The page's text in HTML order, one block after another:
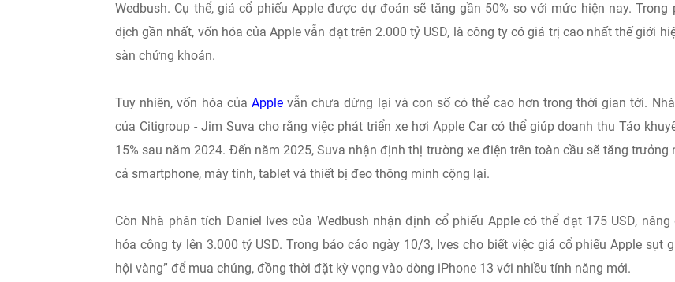
Wedbush. Cụ thể, giá cổ phiếu Apple được dự đoán sẽ tăng gần 50% so với mức hiện nay. Trong
dịch gần nhất, vốn hóa của Apple vẫn đạt trên 2.000 tỷ USD, là công ty có giá trị cao nhất thế giới
sàn chứng khoán.
Tuy nhiên, vốn hóa của Applevẫn chưa dừng lại và con số có thể cao hơn trong thời gian tới.
của Citigroup - Jim Suva cho rằng việc phát triển xe hơi Apple Car có thể giúp doanh thu Táo
15% sau năm 2024. Đến năm 2025, Suva nhận định thị trường xe điện trên toàn cầu sẽ tăng trưởng
cả smartphone, máy tính, tablet và thiết bị đeo thông minh cộng lại.
Còn Nhà phân tích Daniel Ives của Wedbush nhận định cổ phiếu Apple có thể đạt 175 USD,
hóa công ty lên 3.000 tỷ USD. Trong báo cáo ngày 10/3, Ives cho biết việc giá cổ phiếu Apple sụt
hội vàng” để mua chúng, đồng thời đặt kỳ vọng vào dòng iPhone 13 với nhiều tính năng mới.